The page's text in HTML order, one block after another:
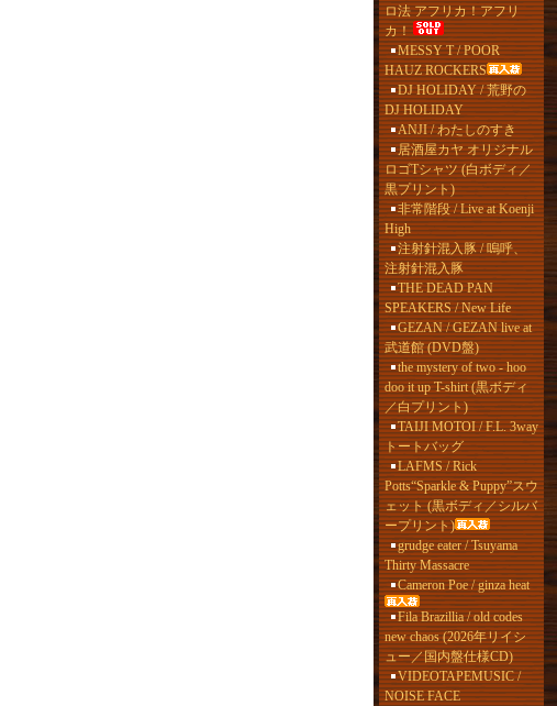
ロ法 アフリカ！アフリ
カ！
MESSY T / POOR
HAUZ ROCKERS
DJ HOLIDAY / 荒野の
DJ HOLIDAY
ANJI / わたしのすき
居酒屋カヤ オリジナル
ロゴTシャツ (白ボディ／
黒プリント)
非常階段 / Live at Koenji
High
注射針混入豚 / 嗚呼、
注射針混入豚
THE DEAD PAN
SPEAKERS / New Life
GEZAN / GEZAN live at
武道館 (DVD盤)
the mystery of two - hoo
doo it up T-shirt (黒ボディ
／白プリント)
TAIJI MOTOI / F.L. 3way
トートバッグ
LAFMS / Rick
Potts“Sparkle & Puppy”スウ
ェット (黒ボディ／シルバ
ープリント)
grudge eater / Tsuyama
Thirty Massacre
Cameron Poe / ginza heat
Fila Brazillia / old codes
new chaos (2026年リイシ
ュー／国内盤仕様CD)
VIDEOTAPEMUSIC /
NOISE FACE